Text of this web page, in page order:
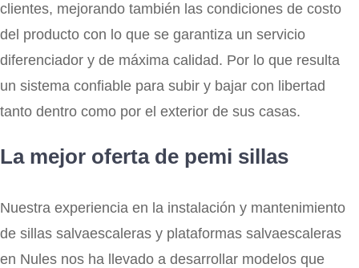
clientes, mejorando también las condiciones de costo
del producto con lo que se garantiza un servicio
diferenciador y de máxima calidad. Por lo que resulta
un sistema confiable para subir y bajar con libertad
tanto dentro como por el exterior de sus casas.
La mejor oferta de pemi sillas
Nuestra experiencia en la instalación y mantenimiento
de sillas salvaescaleras y plataformas salvaescaleras
en Nules nos ha llevado a desarrollar modelos que